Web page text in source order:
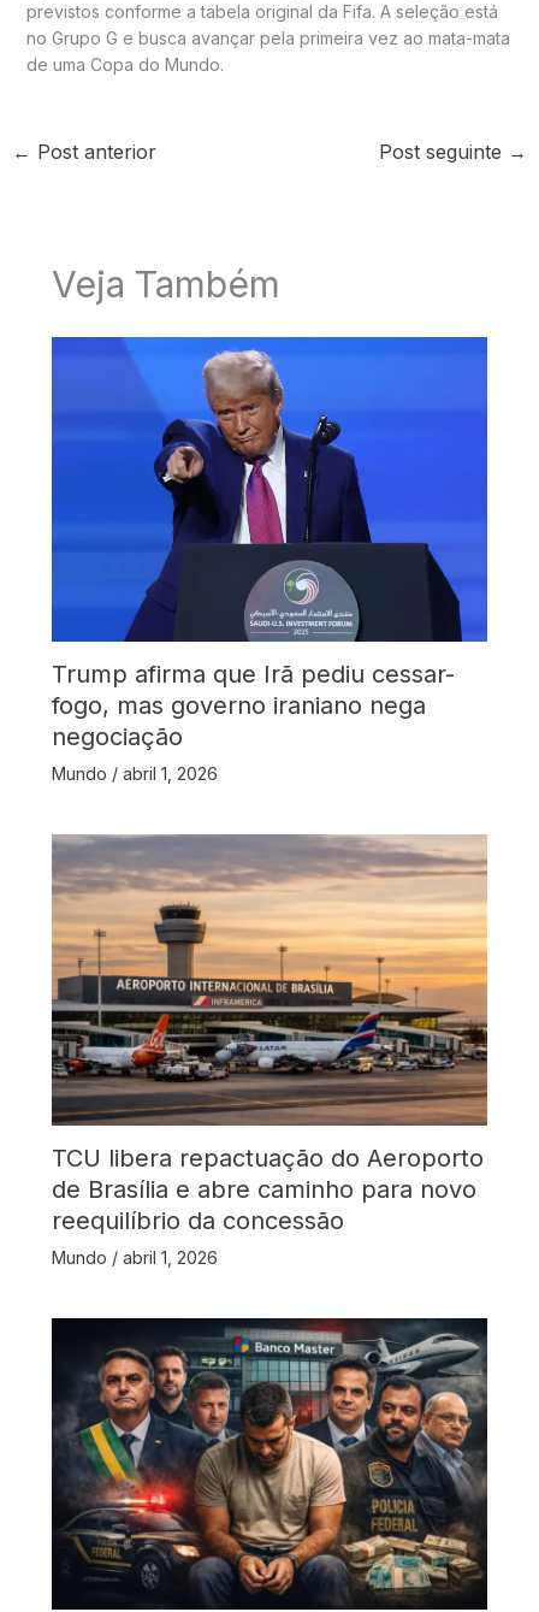
previstos conforme a tabela original da Fifa. A seleção está
no Grupo G e busca avançar pela primeira vez ao mata-mata
de uma Copa do Mundo.
← Post anterior Post seguinte →
Veja Também
Trump afirma que Irã pediu cessar-
fogo, mas governo iraniano nega
negociação
Mundo / abril 1, 2026
TCU libera repactuação do Aeroporto
de Brasília e abre caminho para novo
reequilíbrio da concessão
Mundo / abril 1, 2026